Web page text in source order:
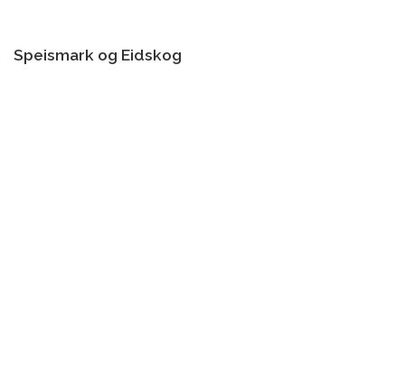
Speismark og Eidskog